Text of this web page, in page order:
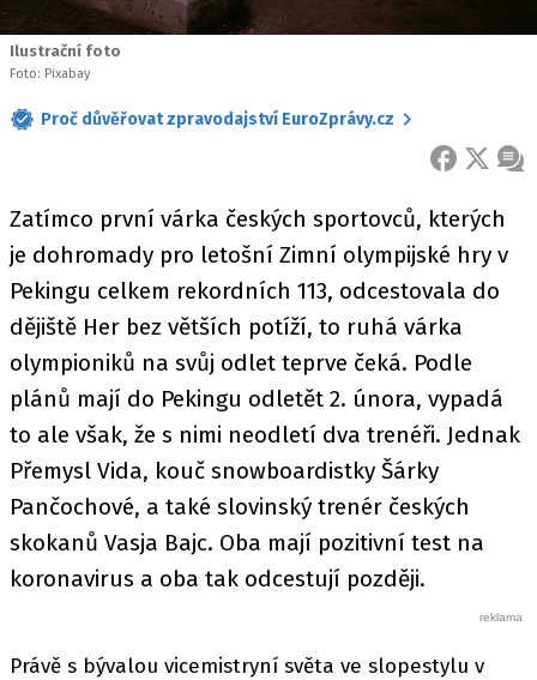
Ilustrační foto
Foto: Pixabay
Proč důvěřovat zpravodajství EuroZprávy.cz
FACEBOOK
X
Zatímco první várka českých sportovců, kterých
je dohromady pro letošní Zimní olympijské hry v
Pekingu celkem rekordních 113, odcestovala do
dějiště Her bez větších potíží, to ruhá várka
olympioniků na svůj odlet teprve čeká. Podle
plánů mají do Pekingu odletět 2. února, vypadá
to ale však, že s nimi neodletí dva trenéři. Jednak
Přemysl Vida, kouč snowboardistky Šárky
Pančochové, a také slovinský trenér českých
skokanů Vasja Bajc. Oba mají pozitivní test na
koronavirus a oba tak odcestují později.
Právě s bývalou vicemistryní světa ve slopestylu v